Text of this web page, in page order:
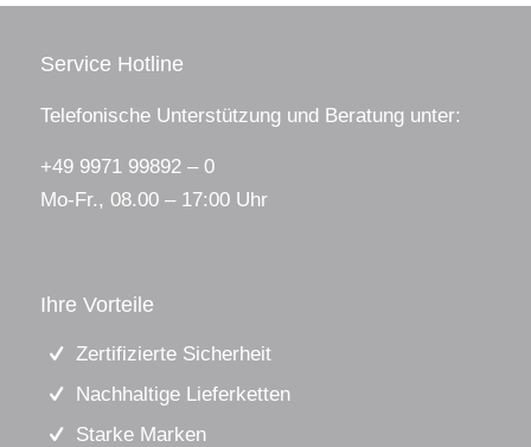
Service Hotline
Telefonische Unterstützung und Beratung unter:
+49 9971 99892 – 0
Mo-Fr., 08.00 – 17:00 Uhr
Ihre Vorteile
Zertifizierte Sicherheit
Nachhaltige Lieferketten
Starke Marken